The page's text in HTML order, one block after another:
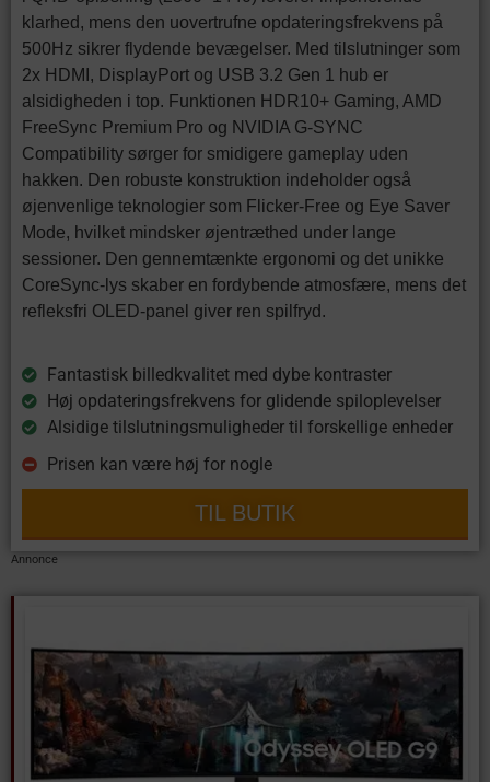
klarhed, mens den uovertrufne opdateringsfrekvens på
500Hz sikrer flydende bevægelser. Med tilslutninger som
2x HDMI, DisplayPort og USB 3.2 Gen 1 hub er
alsidigheden i top. Funktionen HDR10+ Gaming, AMD
FreeSync Premium Pro og NVIDIA G-SYNC
Compatibility sørger for smidigere gameplay uden
hakken. Den robuste konstruktion indeholder også
øjenvenlige teknologier som Flicker-Free og Eye Saver
Mode, hvilket mindsker øjentræthed under lange
sessioner. Den gennemtænkte ergonomi og det unikke
CoreSync-lys skaber en fordybende atmosfære, mens det
refleksfri OLED-panel giver ren spilfryd.
Fantastisk billedkvalitet med dybe kontraster
Høj opdateringsfrekvens for glidende spiloplevelser
Alsidige tilslutningsmuligheder til forskellige enheder
Prisen kan være høj for nogle
TIL BUTIK
Annonce